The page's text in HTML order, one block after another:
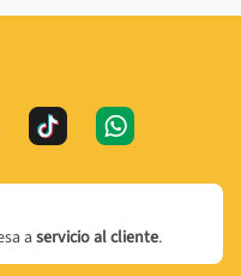
aservicio al cliente.